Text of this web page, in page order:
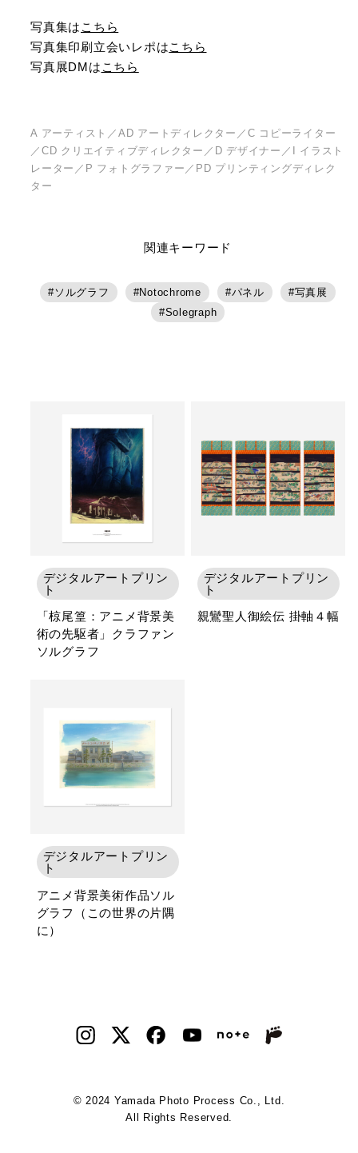
写真集は こちら
写真集印刷立会いレポはこちら
写真展DMは こちら
A アーティスト／AD アートディレクター／C コピーライター
／CD クリエイティブディレクター／D デザイナー／I イラスト
レーター／P フォトグラファー／PD プリンティングディレク
ター
関連キーワード
ソルグラフ Notochrome パネル
写真展
Solegraph
デジタルアートプリン
ト
「椋尾篁：アニメ背景美
術の先駆者」クラファン
ソルグラフ
デジタルアートプリン
ト
親鸞聖人御絵伝 掛軸４幅
デジタルアートプリン
ト
アニメ背景美術作品ソル
グラフ（この世界の片隅
に）
© 2024 Yamada Photo Process Co., Ltd.
All Rights Reserved.